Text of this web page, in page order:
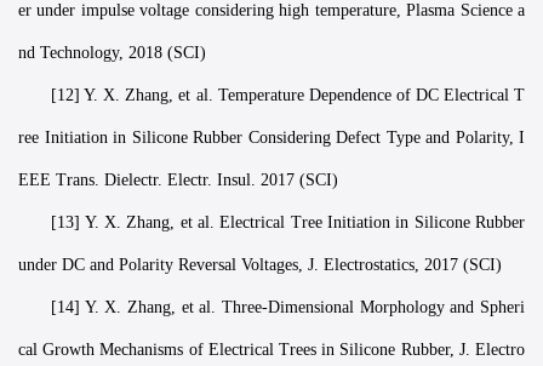
er under impulse voltage considering high temperature, Plasma Science a
nd Technology, 2018 (SCI)
[12] Y. X. Zhang, et al. Temperature Dependence of DC Electrical T
ree Initiation in Silicone Rubber Considering Defect Type and Polarity, I
EEE Trans. Dielectr. Electr. Insul. 2017 (SCI)
[13] Y. X. Zhang, et al. Electrical Tree Initiation in Silicone Rubber
under DC and Polarity Reversal Voltages, J. Electrostatics, 2017 (SCI)
[14] Y. X. Zhang, et al. Three-Dimensional Morphology and Spheri
cal Growth Mechanisms of Electrical Trees in Silicone Rubber, J. Electro